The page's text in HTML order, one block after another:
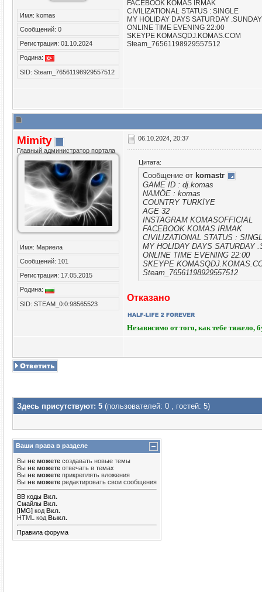
Имя: komas
Сообщений: 0
Регистрация: 01.10.2024
Родина:
SID: Steam_76561198929557512
FACEBOOK KOMAS IRMAK
CIVILIZATIONAL STATUS : SINGLE
MY HOLIDAY DAYS SATURDAY .SUNDAY
ONLINE TIME EVENING 22:00
SKEYPE KOMASQDJ.KOMAS.COM
Steam_76561198929557512
Mimity
Главный администратор портала
Имя: Мариела
Сообщений: 101
Регистрация: 17.05.2015
Родина:
SID: STEAM_0:0:98565523
06.10.2024, 20:37
Цитата:
Сообщение от komastr
GAME ID : dj.komas
NAMÖE : komas
COUNTRY TURKİYE
AGE 32
INSTAGRAM KOMASOFFICIAL
FACEBOOK KOMAS IRMAK
CIVILIZATIONAL STATUS :
MY HOLIDAY DAYS SATURDAY
ONLINE TIME EVENING 22:00
SKEYPE
Steam_76561198929557512
Отказано
Независимо от того, как тебе тяжело,
Здесь присутствуют: 5 (пользователей: 0 , гостей: 5)
Ваши права в разделе
Вы не можете создавать новые темы
Вы не можете отвечать в темах
Вы не можете прикреплять вложения
Вы не можете редактировать свои сообщения
BB коды Вкл.
Смайлы Вкл.
[IMG] код Вкл.
HTML код Выкл.
Правила форума